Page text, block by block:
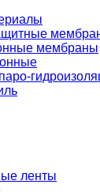
мембраны
ленты